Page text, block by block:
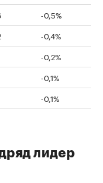
-0,5%
-0,4%
-0,2%
-0,1%
-0,1%
лидер